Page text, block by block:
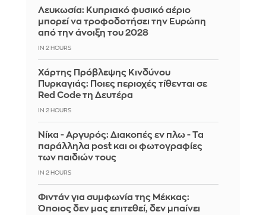
Λευκωσία: Κυπριακό φυσικό αέριο
μπορεί να τροφοδοτήσει την Ευρώπη
από την άνοιξη του 2028
IN 2 HOURS
Χάρτης Πρόβλεψης Κινδύνου
Πυρκαγιάς: Ποιες περιοχές τίθενται σε
Red Code τη Δευτέρα
IN 2 HOURS
Νίκα - Αργυρός: Διακοπές εν πλω - Τα
παράλληλα post και οι φωτογραφίες
των παιδιών τους
IN 2 HOURS
Φιντάν για συμφωνία της Μέκκας:
Όποιος δεν μας επιτεθεί, δεν μπαίνει